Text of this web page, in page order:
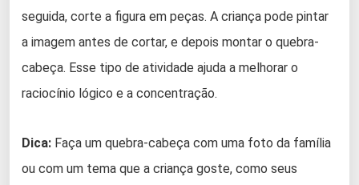
seguida, corte a figura em peças. A criança pode pintar
a imagem antes de cortar, e depois montar o quebra-
cabeça. Esse tipo de atividade ajuda a melhorar o
raciocínio lógico e a concentração.
Dica: Faça um quebra-cabeça com uma foto da família
ou com um tema que a criança goste, como seus